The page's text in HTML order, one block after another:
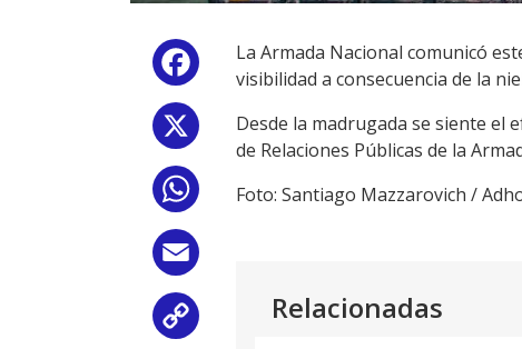
Facebook
WhatsApp
La Armada Nacional comunicó
visibilidad a consecuencia de la
Desde la madrugada se siente el
de Relaciones Públicas de la
Foto: Santiago Mazzarovich /
Relacionadas